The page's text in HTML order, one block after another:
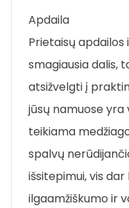
Apdaila
Prietaisų
smagiausia dalis,
atsižvelgti į
jūsų namuose
teikiama
spalvų
išsitepimui, vis
ilgaamžiškumo ir